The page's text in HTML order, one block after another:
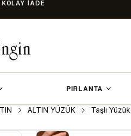
İADE
PIRLANTA
ALTIN YÜZÜK Taşlı Yüzük